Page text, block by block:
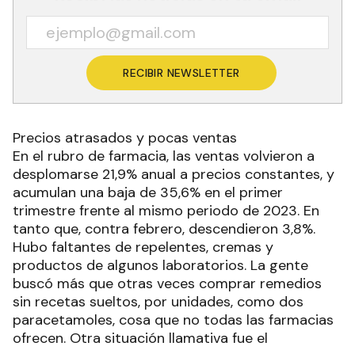
RECIBIR NEWSLETTER
Precios atrasados y pocas ventas
En el rubro de farmacia, las ventas volvieron a
desplomarse 21,9% anual a precios constantes, y
acumulan una baja de 35,6% en el primer
trimestre frente al mismo periodo de 2023. En
tanto que, contra febrero, descendieron 3,8%.
Hubo faltantes de repelentes, cremas y
productos de algunos laboratorios. La gente
buscó más que otras veces comprar remedios
sin recetas sueltos, por unidades, como dos
paracetamoles, cosa que no todas las farmacias
ofrecen. Otra situación llamativa fue el